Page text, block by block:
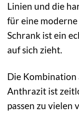
Linien und die
für eine
Schrank ist ein
auf sich zieht.
Die Kombination
Anthrazit ist
passen zu vielen